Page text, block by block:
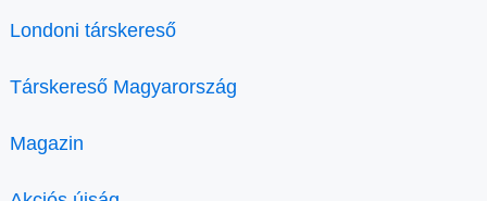
Londoni társkereső
Társkereső Magyarország
Magazin